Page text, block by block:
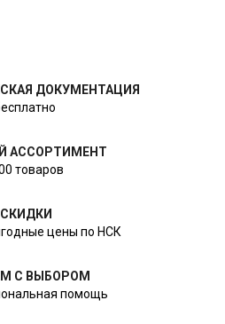
ДОКУМЕНТАЦИЯ
АССОРТИМЕНТ
товаров
цены по НСК
С ВЫБОРОМ
помощь